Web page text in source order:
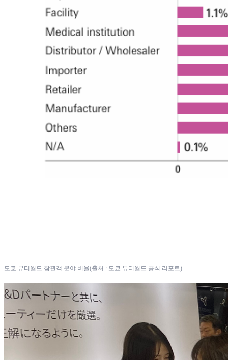
도쿄 뷰티월드 참관객 분야 비율(출처 : 도쿄 뷰티월드 공식 리포트)